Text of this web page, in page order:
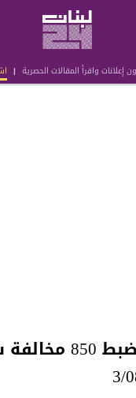
إعلانات واقرأ المقالات الحصرية |
Advertisement
قوى الأمن: ضبط